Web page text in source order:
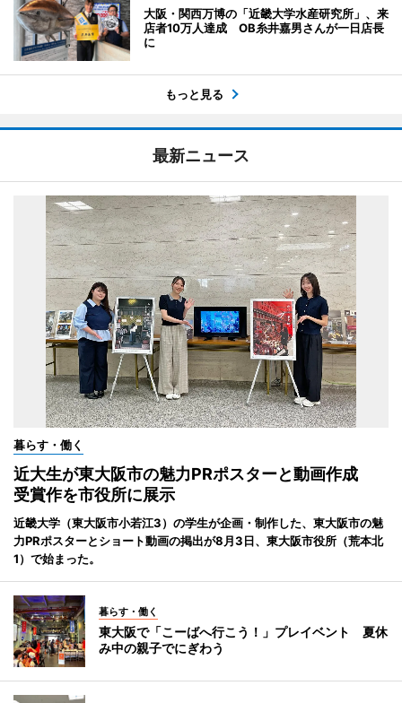
大阪・関西万博の「近畿大学水産研究所」、来
店者10万人達成 OB糸井嘉男さんが一日店長
に
もっと見る
最新ニュース
暮らす・働く
近大生が東大阪市の魅力PRポスターと動画作成
受賞作を市役所に展示
近畿大学（東大阪市小若江3）の学生が企画・制作した、東大阪市の魅
力PRポスターとショート動画の掲出が8月3日、東大阪市役所（荒本北
1）で始まった。
暮らす・働く
東大阪で「こーばへ行こう！」プレイベント 夏休
み中の親子でにぎわう